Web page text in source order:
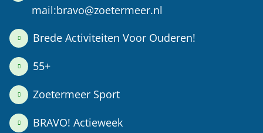
mail:bravo@zoetermeer.nl
Brede Activiteiten Voor Ouderen!
55+
Zoetermeer Sport
BRAVO! Actieweek